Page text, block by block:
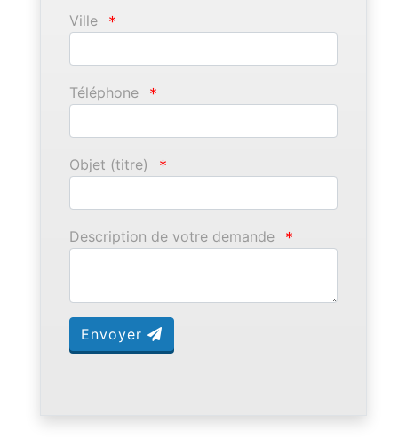
Ville *
Téléphone *
Objet (titre) *
Description de votre demande *
Envoyer